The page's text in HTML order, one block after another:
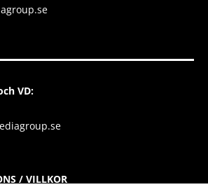
VD:
/ VILLKOR